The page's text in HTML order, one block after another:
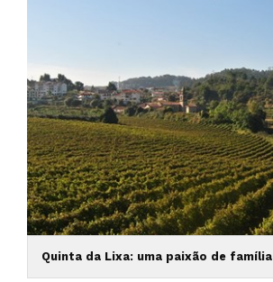
Quinta da Lixa: uma paixão de família